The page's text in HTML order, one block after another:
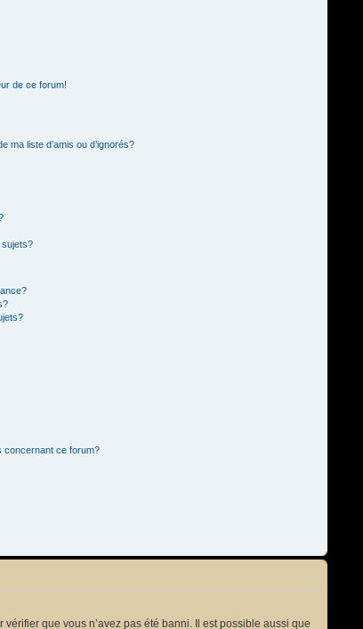
de ce forum!
ma liste d’amis ou d’ignorés?
concernant ce forum?
que vous n’avez pas été banni. Il est possible aussi que